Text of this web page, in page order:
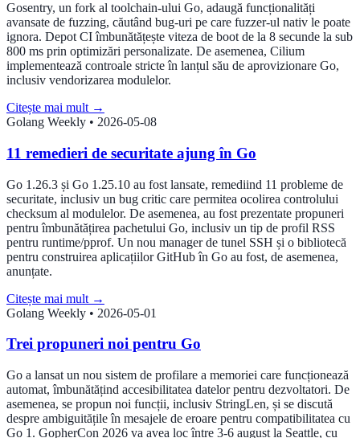
Gosentry, un fork al toolchain-ului Go, adaugă funcționalități
avansate de fuzzing, căutând bug-uri pe care fuzzer-ul nativ le poate
ignora. Depot CI îmbunătățește viteza de boot de la 8 secunde la sub
800 ms prin optimizări personalizate. De asemenea, Cilium
implementează controale stricte în lanțul său de aprovizionare Go,
inclusiv vendorizarea modulelor.
Citește mai mult →
Golang Weekly • 2026-05-08
11 remedieri de securitate ajung în Go
Go 1.26.3 și Go 1.25.10 au fost lansate, remediind 11 probleme de
securitate, inclusiv un bug critic care permitea ocolirea controlului
checksum al modulelor. De asemenea, au fost prezentate propuneri
pentru îmbunătățirea pachetului Go, inclusiv un tip de profil RSS
pentru runtime/pprof. Un nou manager de tunel SSH și o bibliotecă
pentru construirea aplicațiilor GitHub în Go au fost, de asemenea,
anunțate.
Citește mai mult →
Golang Weekly • 2026-05-01
Trei propuneri noi pentru Go
Go a lansat un nou sistem de profilare a memoriei care funcționează
automat, îmbunătățind accesibilitatea datelor pentru dezvoltatori. De
asemenea, se propun noi funcții, inclusiv StringLen, și se discută
despre ambiguitățile în mesajele de eroare pentru compatibilitatea cu
Go 1. GopherCon 2026 va avea loc între 3-6 august la Seattle, cu